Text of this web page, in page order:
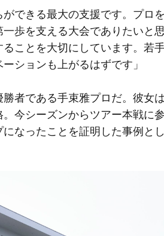
できる最大の支援です。プロ
歩を支える大会でありたいと
ことを大切にしています。若
ションも上がるはずです」
者である手束雅プロだ。彼女
今シーズンからツアー本戦に
なったことを証明した事例と